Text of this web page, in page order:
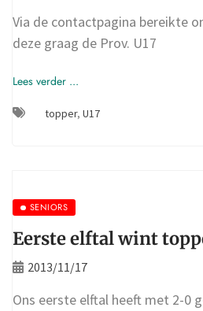
Via de contactpagina bereikte
deze graag de Prov. U17
Lees verder ...
topper, U17
SENIORS
Eerste elftal wint
2013/11/17
Ons eerste elftal heeft met 2-0